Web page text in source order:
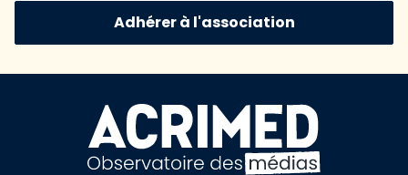
Adhérer à l'association